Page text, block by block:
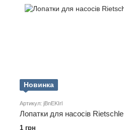
Новинка
Артикул: jBnEKIrl
Лопатки для насосів Rietschle
1 грн